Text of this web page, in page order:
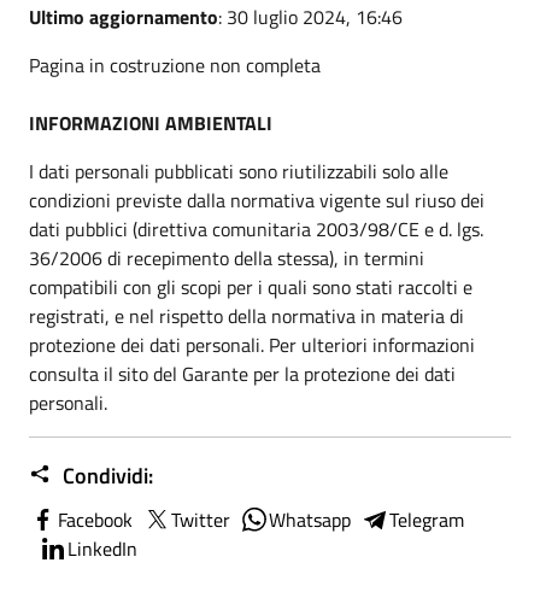
Ultimo aggiornamento: 30 luglio 2024, 16:46
Pagina in costruzione non completa
INFORMAZIONI AMBIENTALI
I dati personali pubblicati sono riutilizzabili solo alle
condizioni previste dalla normativa vigente sul riuso dei
dati pubblici (direttiva comunitaria 2003/98/CE e d. lgs.
36/2006 di recepimento della stessa), in termini
compatibili con gli scopi per i quali sono stati raccolti e
registrati, e nel rispetto della normativa in materia di
protezione dei dati personali. Per ulteriori informazioni
consulta il sito del Garante per la protezione dei dati
personali.
Condividi:
Facebook Twitter Whatsapp
Telegram
LinkedIn